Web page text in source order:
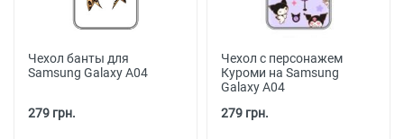
Чехол банты для
Samsung Galaxy A04
279 грн.
Чехол с персонажем
Куроми на Samsung
Galaxy A04
279 грн.